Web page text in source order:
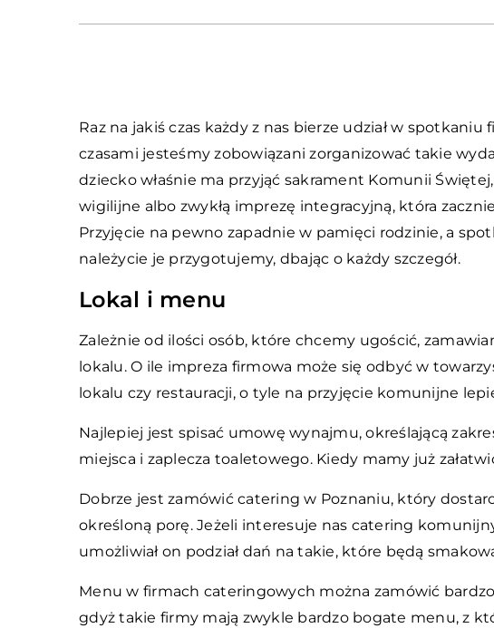
Raz na jakiś czas każdy z nas bierze udział w
czasami jesteśmy zobowiązani zorganizować takie
dziecko właśnie ma przyjąć sakrament Komunii
wigilijne albo zwykłą imprezę integracyjną, która
Przyjęcie na pewno zapadnie w pamięci rodzinie, a
należycie je przygotujemy, dbając o każdy szczegół.
Lokal i menu
Zależnie od ilości osób, które chcemy ugościć,
lokalu. O ile impreza firmowa może się odbyć w
lokalu czy restauracji, o tyle na przyjęcie komunijne
Najlepiej jest spisać umowę wynajmu, określającą
miejsca i zaplecza toaletowego. Kiedy mamy już
Dobrze jest zamówić catering w Poznaniu, który
określoną porę. Jeżeli interesuje nas catering
umożliwiał on podział dań na takie, które będą
Menu w firmach cateringowych można zamówić
gdyż takie firmy mają zwykle bardzo bogate menu, z